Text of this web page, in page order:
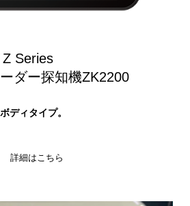
Series
ダー探知機ZK2200
ディタイプ。
詳細はこちら